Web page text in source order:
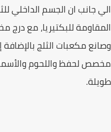
جانب ان الجسم الداخلي
للبكتيريا، مع درج
مكعبات الثلج بالإضافة
لحفظ واللحوم والأسماك